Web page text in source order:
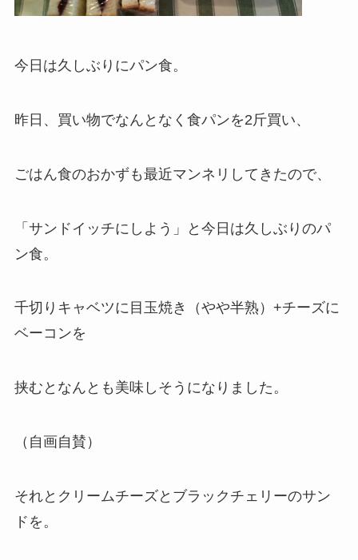
今日は久しぶりにパン食。
昨日、買い物でなんとなく食パンを2斤買い、
ごはん食のおかずも最近マンネリしてきたので、
「サンドイッチにしよう」と今日は久しぶりのパ
ン食。
千切りキャベツに目玉焼き（やや半熟）+チーズに
ベーコンを
挟むとなんとも美味しそうになりました。
（ 自画自賛 ）
それと クリームチーズとブラックチェリーのサン
ドを。